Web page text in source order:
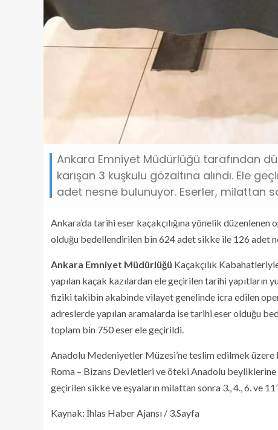
Ankara Emniyet Müdürlüğü tarafından
karışan 3 kuşkulu gözaltına alındı. Ele
adet nesne bulunuyor. Eserler, milattan
Ankara’da tarihi eser kaçakçılığına yönelik
olduğu bedellendirilen bin 624 adet sikke ile 126 adet
Ankara Emniyet Müdürlüğü Kaçakçılık
yapılan kaçak kazılardan ele geçirilen tarihi yapıtların
fiziki takibin akabinde vilayet genelinde icra edilen
adreslerde yapılan aramalarda ise tarihi eser olduğu
toplam bin 750 eser ele geçirildi.
Anadolu Medeniyetler Müzesi’ne teslim edilmek üzere
Roma – Bizans Devletleri ve öteki Anadolu
geçirilen sikke ve eşyaların milattan sonra 3., 4., 6. ve
Kaynak: İhlas Haber Ajansı / 3.Sayfa